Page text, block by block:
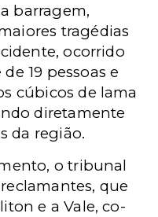
barragem,
tragédias
ocorrido
19 pessoas e
cúbicos de lama
diretamente
da região.
o tribunal
que
e a Vale, co-